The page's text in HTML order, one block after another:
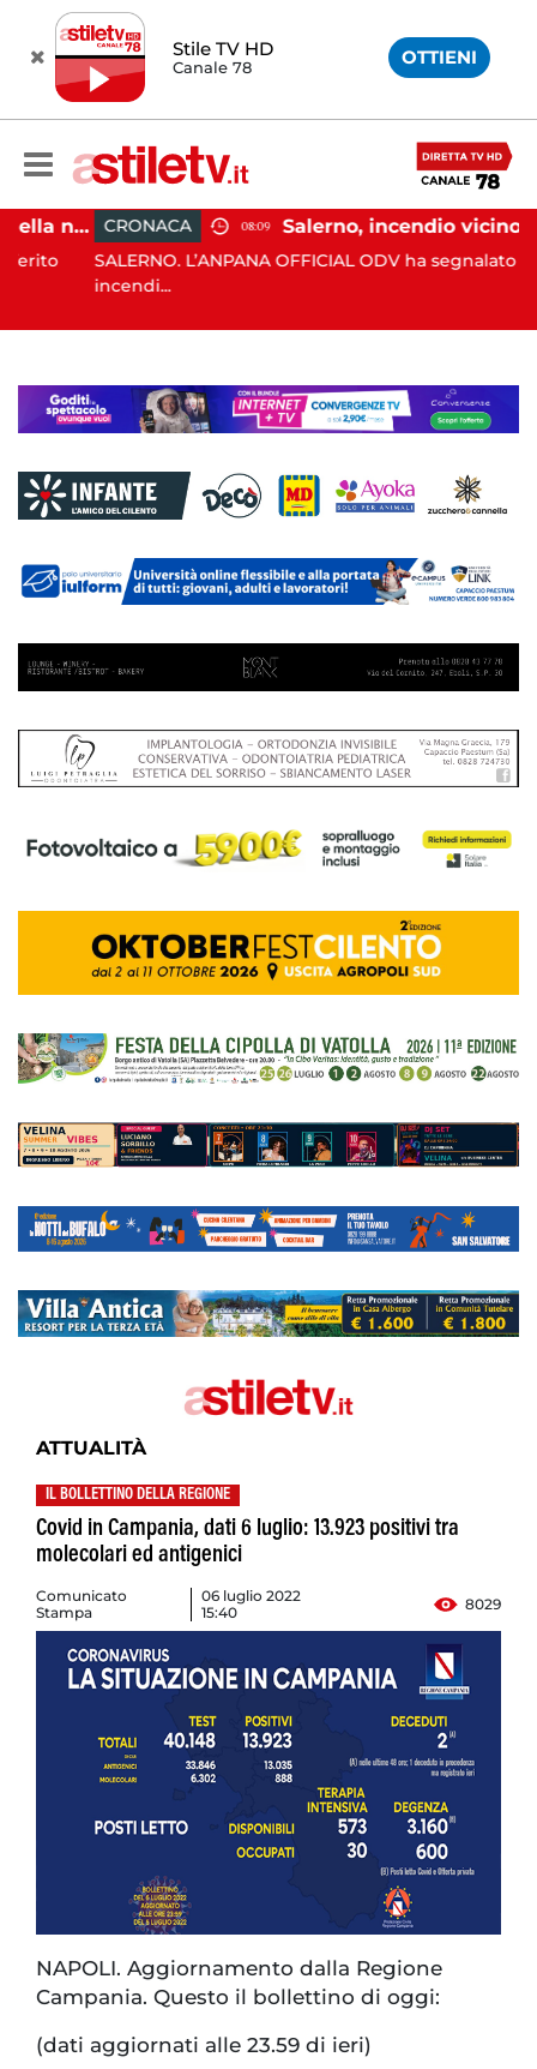
Stile TV HD
Canale 78 OTTIENI
Eboli, uomo aggredito nella notte: indagini in corso CRONACA 08:09
SALERNO. L’ANPANA OFFICIAL ODV ha segnalato al 115
incendi...
ATTUALITÀ
IL BOLLETTINO DELLA REGIONE
Covid in Campania, dati 6 luglio: 13.923 positivi tra
molecolari ed antigenici
Comunicato
Stampa
06 luglio 2022
15:40
8029
NAPOLI. Aggiornamento dalla Regione
Campania. Questo il bollettino di oggi:
(dati aggiornati alle 23.59 di ieri)